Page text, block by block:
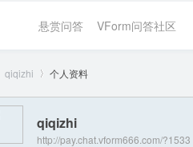
悬赏问答 VForm问答社区
qiqizhi 个人资料
qiqizhi
http://pay.chat.vform666.com/?1533